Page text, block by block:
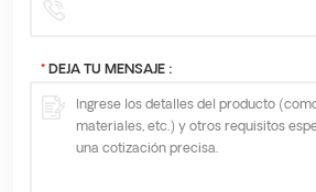
* DEJA TU MENSAJE :